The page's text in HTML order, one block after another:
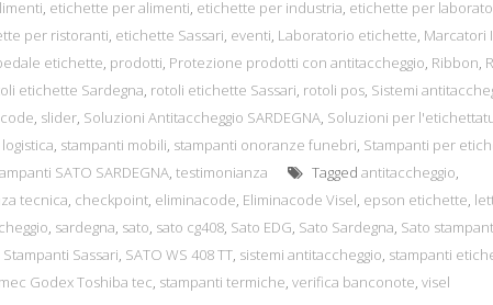
, etichette per alimenti, etichette per industria, etichette per
per ristoranti, etichette Sassari, eventi, Laboratorio etichette, Marcatori
etichette, prodotti, Protezione prodotti con antitaccheggio, Ribbon,
etichette Sardegna, rotoli etichette Sassari, rotoli pos, Sistemi
, slider, Soluzioni Antitaccheggio SARDEGNA, Soluzioni per
, stampanti mobili, stampanti onoranze funebri, Stampanti per
SATO SARDEGNA, testimonianza Tagged antitaccheggio,
tecnica, checkpoint, eliminacode, Eliminacode Visel, epson etichette,
, sardegna, sato, sato cg408, Sato EDG, Sato Sardegna, Sato
Stampanti Sassari, SATO WS 408 TT, sistemi antitaccheggio, stampanti
Godex Toshiba tec, stampanti termiche, verifica banconote, visel